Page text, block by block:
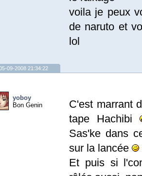
voila je peux
de naruto et
lol
09-2008 21:34:22
yoboy
Bon Genin
C'est marrant
tape Hachibi
Sas'ke dans
sur la lancée
Et puis si